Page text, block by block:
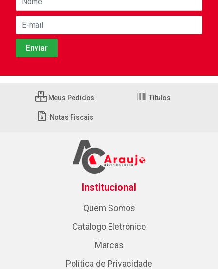
Meus Pedidos Títulos
Notas Fiscais
Institucional
Quem Somos
Catálogo Eletrônico
Marcas
Política de Privacidade